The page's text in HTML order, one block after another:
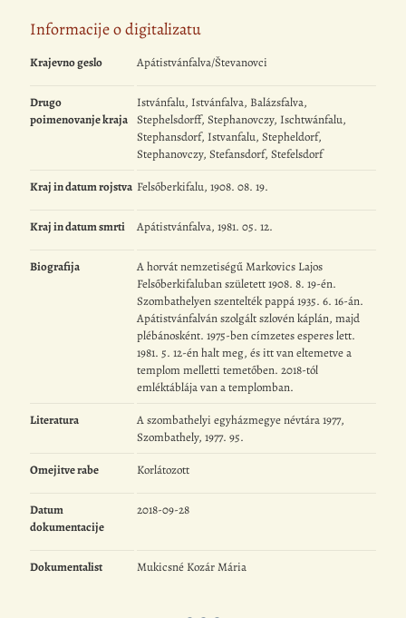
Informacije o digitalizatu
Krajevno geslo Apátistvánfalva/Števanovci
Drugo
poimenovanje kraja
Istvánfalu, Istvánfalva, Balázsfalva,
Stephelsdorff, Stephanovczy, Ischtwánfalu,
Stephansdorf, Istvanfalu, Stepheldorf,
Stephanovczy, Stefansdorf, Stefelsdorf
Kraj in datum rojstva Felsőberkifalu, 1908. 08. 19.
Kraj in datum smrti Apátistvánfalva, 1981. 05. 12.
Biografija
A horvát nemzetiségű Markovics Lajos
Felsőberkifaluban született 1908. 8. 19-én.
Szombathelyen szentelték pappá 1935. 6. 16-án.
Apátistvánfalván szolgált szlovén káplán, majd
plébánosként. 1975-ben címzetes esperes lett.
1981. 5. 12-én halt meg, és itt van eltemetve a
templom melletti temetőben. 2018-tól
emléktáblája van a templomban.
Literatura
A szombathelyi egyházmegye névtára 1977,
Szombathely, 1977. 95.
Omejitve rabe Korlátozott
Datum
dokumentacije
2018-09-28
Dokumentalist Mukicsné Kozár Mária